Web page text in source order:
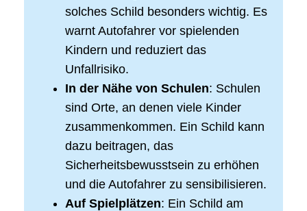
solches Schild besonders wichtig. Es
warnt Autofahrer vor spielenden
Kindern und reduziert das
Unfallrisiko.
In der Nähe von Schulen: Schulen
sind Orte, an denen viele Kinder
zusammenkommen. Ein Schild kann
dazu beitragen, das
Sicherheitsbewusstsein zu erhöhen
und die Autofahrer zu sensibilisieren.
Auf Spielplätzen: Ein Schild am